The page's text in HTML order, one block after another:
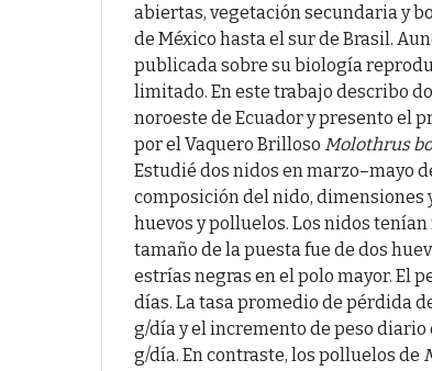
abiertas, vegetación secundaria y
de México hasta el sur de Brasil.
publicada sobre su biología
limitado. En este trabajo describo
noroeste de Ecuador y presento el
por el Vaquero Brilloso Molothrus
Estudié dos nidos en marzo–mayo
composición del nido, dimensiones
huevos y polluelos. Los nidos
tamaño de la puesta fue de dos
estrías negras en el polo mayor. El
días. La tasa promedio de pérdida
g/día y el incremento de peso diario
g/día. En contraste, los polluelos de